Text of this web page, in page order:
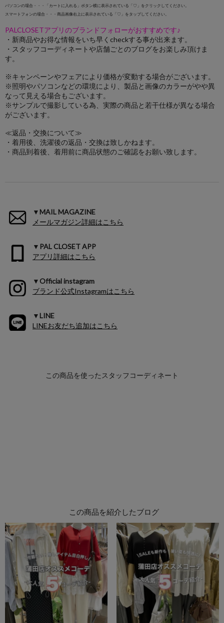
パソコンの場合・・・「カートに入れる」ボタン横に表示されている「♡」をクリックしてください。
スマートフォンの場合・・・商品画像右上に表示されている「♡」をタップしてください。
PALCLOSETアプリのブランドフォローがおすすめです♪
・新商品やお得な情報をいち早くcheckする事が出来ます。
・スタッフコーディネートや店舗ごとのブログをお楽しみ頂けま
す。
※キャンペーンやフェアにより価格が変動する場合がございます。
※照明やパソコンなどの環境により、製品と画像のカラーがやや異
なって見える場合もございます。
※サンプルで撮影している為、実際の商品と若干仕様が異なる場合
がございます。
≪返品・交換について≫
・着用後、洗濯後の返品・交換は致しかねます。
・商品到着後、着用前に商品状態のご確認をお願い致します。
▼MAIL MAGAZINE
メールマガジン詳細はこちら
▼PAL CLOSET APP
アプリ詳細はこちら
▼Official instagram
ブランド公式Instagramはこちら
▼LINE
LINEお友だち追加はこちら
この商品を紹介したブログ